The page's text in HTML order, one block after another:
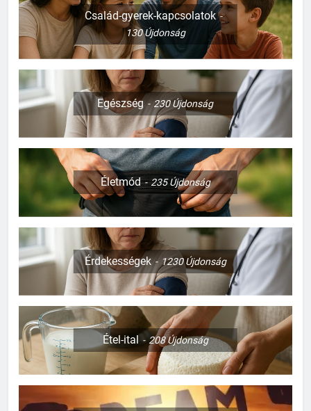
Család-gyerek-kapcsolatok
130Újdonság
Egészség 230Újdonság
Életmód 235Újdonság
Érdekességek 1230Újdonság
Étel-ital 208Újdonság